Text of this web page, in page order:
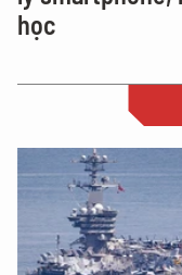
học